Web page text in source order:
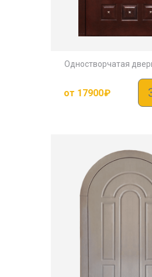
Одностворчатая
от 17900₽